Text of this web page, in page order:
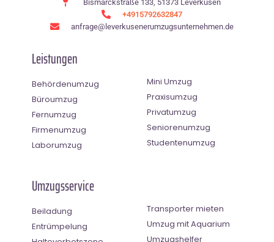
Bismarckstraße 133, 51373 Leverkusen
+4915792632847
anfrage@leverkusenerumzugsunternehmen.de
Leistungen
Behördenumzug
Büroumzug
Fernumzug
Firmenumzug
Laborumzug
Mini Umzug
Praxisumzug
Privatumzug
Seniorenumzug
Studentenumzug
Umzugsservice
Beiladung
Entrümpelung
Transporter mieten
Umzug mit Aquarium
Umzugshelfer